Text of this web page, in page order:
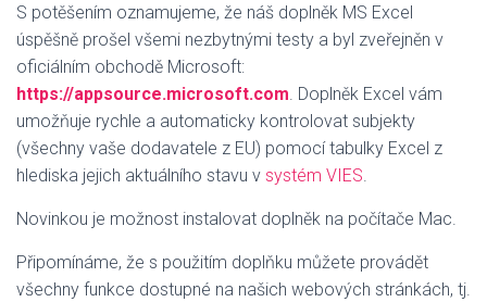
S potěšením oznamujeme, že náš doplněk MS Excel
úspěšně prošel všemi nezbytnými testy a byl zveřejněn v
oficiálním obchodě Microsoft:
https://appsource.microsoft.com. Doplněk Excel vám
umožňuje rychle a automaticky kontrolovat subjekty
(všechny vaše dodavatele z EU) pomocí tabulky Excel z
hlediska jejich aktuálního stavu v systém VIES.
Novinkou je možnost instalovat doplněk na počítače Mac.
Připomínáme, že s použitím doplňku můžete provádět
všechny funkce dostupné na našich webových stránkách, tj.